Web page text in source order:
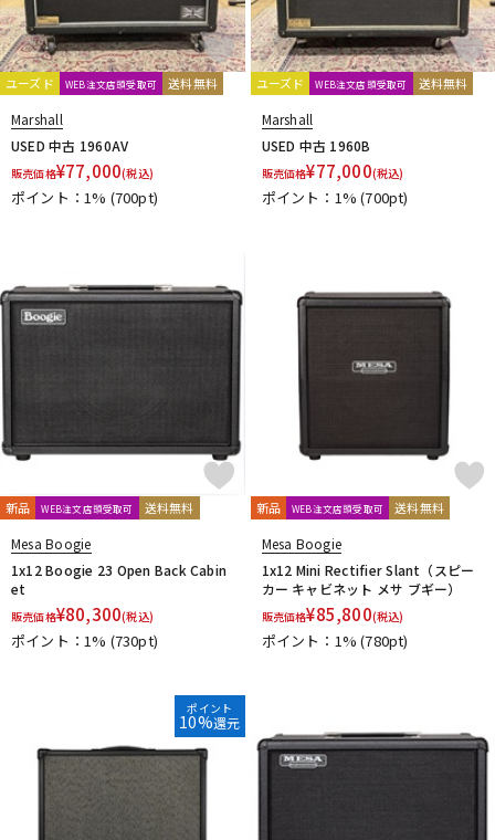
ユーズド WEB注文店頭受取可 送料無料
Marshall
USED 中古 1960AV
販売価格¥77,000(税込)
ポイント：1% (700pt)
ユーズド WEB注文店頭受取可 送料無料
Marshall
USED 中古 1960B
販売価格¥77,000(税込)
ポイント：1%(700pt)
新品 WEB注文店頭受取可 送料無料
Mesa Boogie
1x12 Boogie 23 Open Back Cabin
et
販売価格¥80,300(税込)
ポイント：1% (730pt)
新品 WEB注文店頭受取可 送料無料
Mesa Boogie
1x12 Mini Rectifier Slant（スピー
カー キャビネット メサ ブギー）
販売価格¥85,800(税込)
ポイント：1%(780pt)
ポイント
10%還元